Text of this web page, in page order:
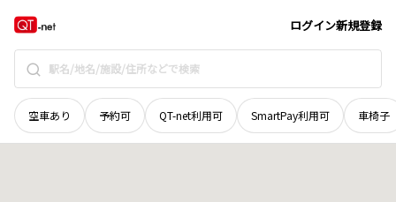
ログイン新規登録
空車あり 予約可 QT-net利用可 SmartPay利用可 車椅子
岡山県